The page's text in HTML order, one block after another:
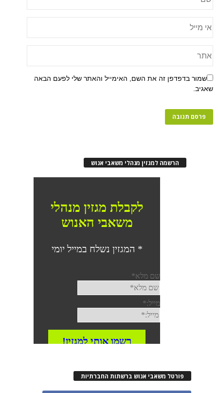
שמור בדפדפן זה את השם, האימייל והאתר שלי לפעם הבאה
שאגיב.
הרשמה למגזין מנהלי משאבי אנוש
פורטל משאבי אנוש ברשתות החברתיות